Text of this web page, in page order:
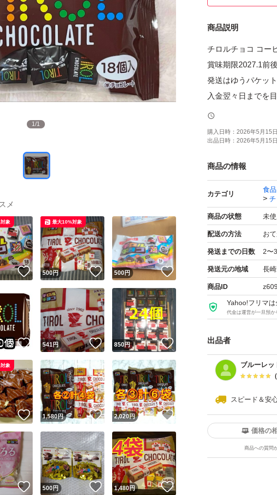
1/1
商品説明
チロルチョコ コー
賞味期限2027.1前後
発送はゆうパケッ
入金翌々日までを
購入日時： 2026年5月15
出品日時： 2026年5月15
商品の情報
カテゴリ
食品
商品の状態 未
配送の方法 お
発送までの日数 2〜
発送元の地域 長
商品ID
Yahoo!フリマ
代金は運営が一旦預
出品者
ブルーレッ
（
スピード＆安
価格の
商品への質問
メ
いいね！
象
500円 いいね！
最大10%対象
500円
いいね！
541円 いいね！
850円
いいね！
象
1,580円 いいね！
2,020円 いいね！
いいね！
500円 いいね！
1,480円 いいね！